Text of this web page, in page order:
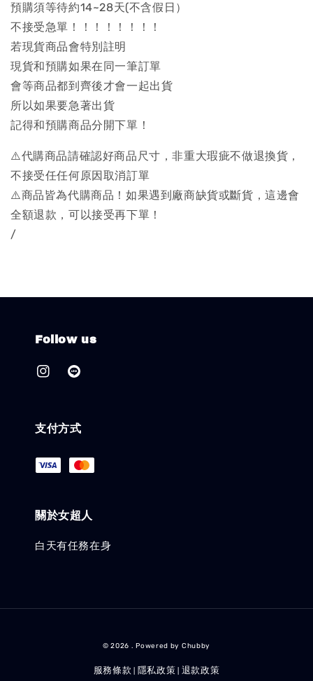
預購須等待約14~28天(不含假日）
不接受急單！！！！！！！！
若現貨商品會特別註明
現貨和預購如果在同一筆訂單
會等商品都到齊後才會一起出貨
所以如果要急著出貨
記得和預購商品分開下單！
⚠️代購商品請確認好商品尺寸，非重大瑕疵不做退換貨，
不接受任任何原因取消訂單
⚠️商品皆為代購商品！如果遇到廠商缺貨或斷貨，這邊會
全額退款，可以接受再下單！
/
Follow us
支付方式
關於女超人
白天有任務在身
© 2026 . Powered by Chubby
服務條款 隱私政策 退款政策